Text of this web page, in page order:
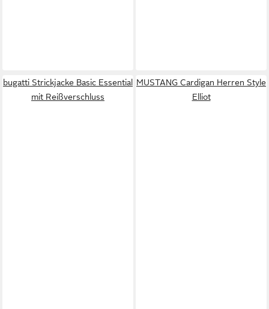
bugatti Strickjacke Basic Essential
mit Reißverschluss
MUSTANG Cardigan Herren Style
Elliot